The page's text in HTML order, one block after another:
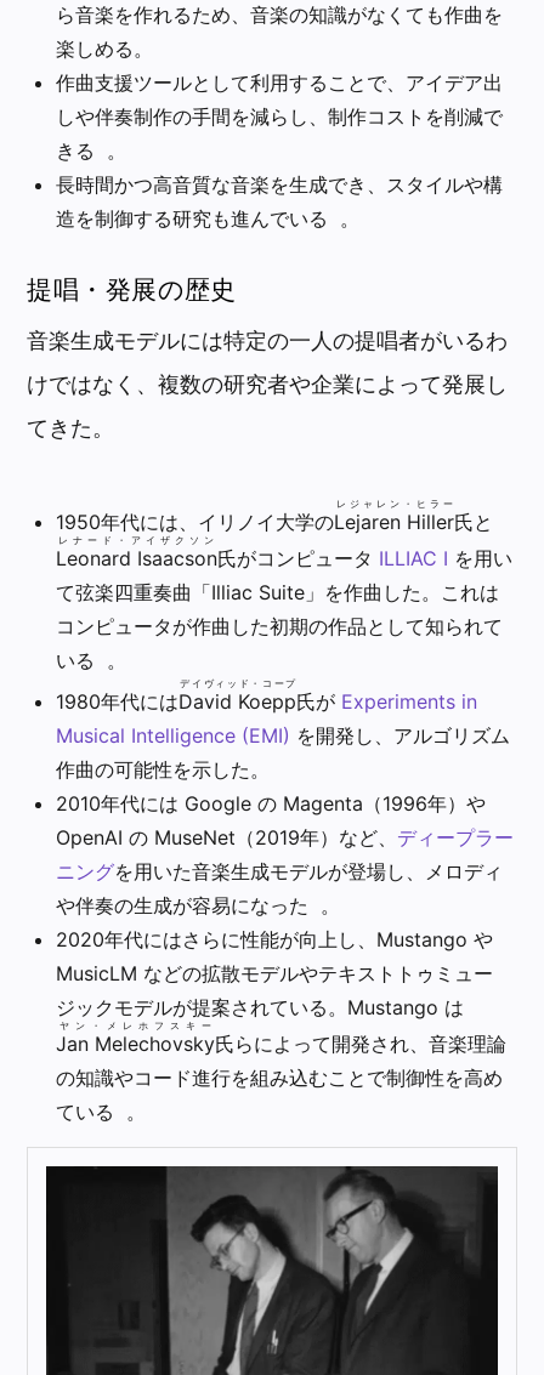
ら音楽を作れるため、音楽の知識がなくても作曲を
楽しめる。
作曲支援ツールとして利用することで、アイデア出
しや伴奏制作の手間を減らし、制作コストを削減で
きる 。
長時間かつ高音質な音楽を生成でき、スタイルや構
造を制御する研究も進んでいる 。
提唱・発展の歴史
音楽生成モデルには特定の一人の提唱者がいるわ
けではなく、複数の研究者や企業によって発展し
てきた。
1950年代には、イリノイ大学のLejaren Hiller
レジャレン・ヒラー
氏と
Leonard Isaacson
レナード・アイザクソン
氏がコンピュータ ILLIAC I を用い
て弦楽四重奏曲「Illiac Suite」を作曲した。これは
コンピュータが作曲した初期の作品として知られて
いる 。
1980年代にはDavid Koepp
デイヴィッド・コープ
氏が Experiments in
Musical Intelligence (EMI) を開発し、アルゴリズム
作曲の可能性を示した。
2010年代には Google の Magenta（1996年）や
OpenAI の MuseNet（2019年）など、 ディープラー
ニングを用いた音楽生成モデルが登場し、メロディ
や伴奏の生成が容易になった 。
2020年代にはさらに性能が向上し、Mustango や
MusicLM などの拡散モデルやテキストトゥミュー
ジックモデルが提案されている。Mustango は
Jan Melechovsky
ヤン・メレホフスキー
氏らによって開発され、音楽理論
の知識やコード進行を組み込むことで制御性を高め
ている 。